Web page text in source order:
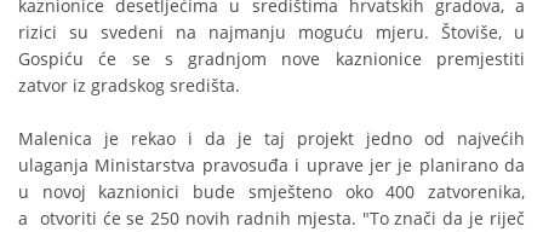
kaznionice desetljećima u središtima hrvatskih gradova, a
rizici su svedeni na najmanju moguću mjeru. Štoviše, u
Gospiću će se s gradnjom nove kaznionice premjestiti
zatvor iz gradskog središta.
Malenica je rekao i da je taj projekt jedno od najvećih
ulaganja Ministarstva pravosuđa i uprave jer je planirano da
u novoj kaznionici bude smješteno oko 400 zatvorenika,
a otvoriti će se 250 novih radnih mjesta. "To znači da je riječ